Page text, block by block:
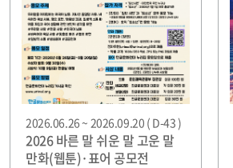
2026.06.26 ~ 2026.09.20 ( D-43 )
2026 바른 말 쉬운 말 고운 말
만화(웹툰)·표어 공모전